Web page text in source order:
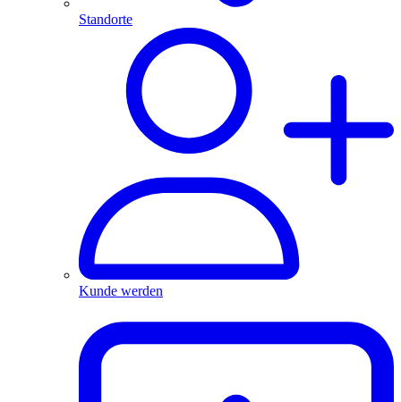
Standorte
Kunde werden